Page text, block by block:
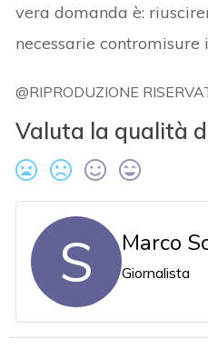
vera domanda è:
necessarie contromisure
@RIPRODUZIONE
Valuta la qualità
S Marco
Giornalista